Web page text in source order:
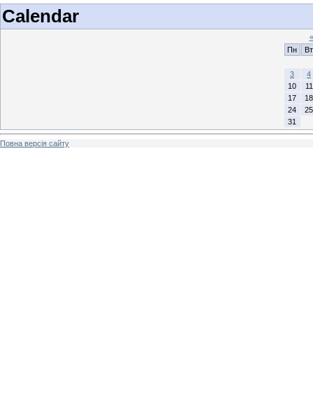
Calendar
«
Пн
Вт
3
4
10
11
17
18
24
25
31
Повна версія сайту